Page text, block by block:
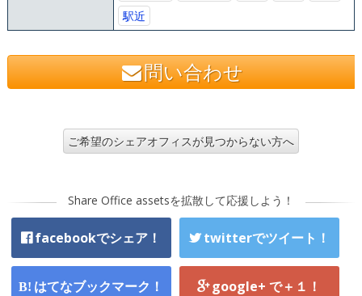
駅近
問い合わせ
ご希望のシェアオフィスが見つからない方へ
Share Office assetsを拡散して応援しよう！
facebookでシェア！ twitterでツイート！
はてなブックマーク！ google+ で＋１！